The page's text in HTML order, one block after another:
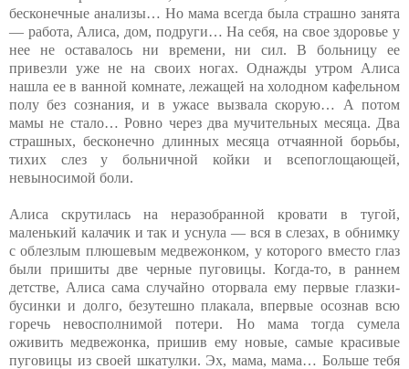
бесконечные анализы… Но мама всегда была страшно занята
— работа, Алиса, дом, подруги… На себя, на свое здоровье у
нее не оставалось ни времени, ни сил. В больницу ее
привезли уже не на своих ногах. Однажды утром Алиса
нашла ее в ванной комнате, лежащей на холодном кафельном
полу без сознания, и в ужасе вызвала скорую… А потом
мамы не стало… Ровно через два мучительных месяца. Два
страшных, бесконечно длинных месяца отчаянной борьбы,
тихих слез у больничной койки и всепоглощающей,
невыносимой боли.
Алиса скрутилась на неразобранной кровати в тугой,
маленький калачик и так и уснула — вся в слезах, в обнимку
с облезлым плюшевым медвежонком, у которого вместо глаз
были пришиты две черные пуговицы. Когда-то, в раннем
детстве, Алиса сама случайно оторвала ему первые глазки-
бусинки и долго, безутешно плакала, впервые осознав всю
горечь невосполнимой потери. Но мама тогда сумела
оживить медвежонка, пришив ему новые, самые красивые
пуговицы из своей шкатулки. Эх, мама, мама… Больше тебя